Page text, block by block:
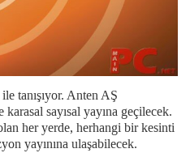
tanışıyor. Anten AŞ
sayısal yayına geçilecek.
her yerde, herhangi bir kesinti
yayınına ulaşabilecek.